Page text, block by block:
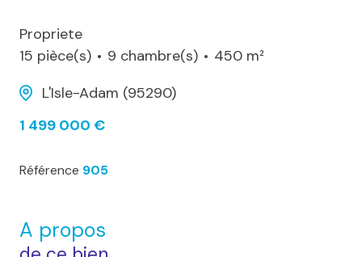
Propriete
15 pièce(s)
9 chambre(s)
450 m²
L'Isle-Adam (95290)
1 499 000 €
Référence 905
A propos